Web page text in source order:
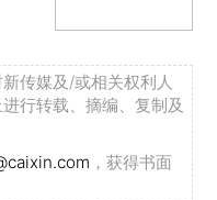
传媒及/或相关权利人
行转载、摘编、复制及
，获得书面